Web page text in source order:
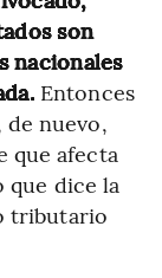
son
nacionales
Entonces
de nuevo,
que afecta
dice la
tributario